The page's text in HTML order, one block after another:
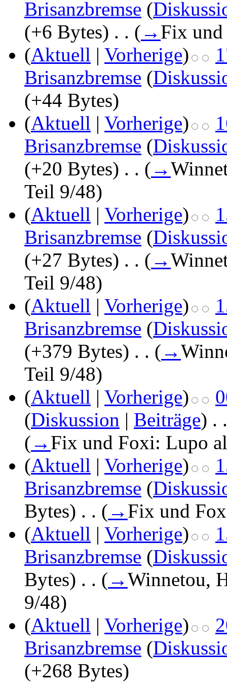
Brisanzbremse (
(+6 Bytes) . . ( → Fix und
(Aktuell | Vorherige)
Brisanzbremse (
(+44 Bytes)
(Aktuell | Vorherige)
Brisanzbremse (
(+20 Bytes) . . ( →
Teil 9/48)
(Aktuell | Vorherige)
Brisanzbremse (
(+27 Bytes) . . ( →
Teil 9/48)
(Aktuell | Vorherige)
Brisanzbremse (
(+379 Bytes) . . ( →
Teil 9/48)
(Aktuell | Vorherige)
(Diskussion | Beiträge) . .
( → Fix und Foxi: Lupo
(Aktuell | Vorherige)
Brisanzbremse (
Bytes) . . ( → Fix und
(Aktuell | Vorherige)
Brisanzbremse (
Bytes) . . ( →Winnetou,
9/48)
(Aktuell | Vorherige)
Brisanzbremse (
(+268 Bytes)